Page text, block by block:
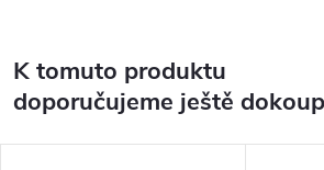
K tomuto produktu
doporučujeme ještě